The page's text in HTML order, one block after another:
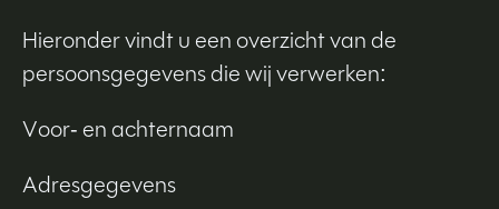
Hieronder vindt u een overzicht van de
persoonsgegevens die wij verwerken:
Voor- en achternaam
Adresgegevens